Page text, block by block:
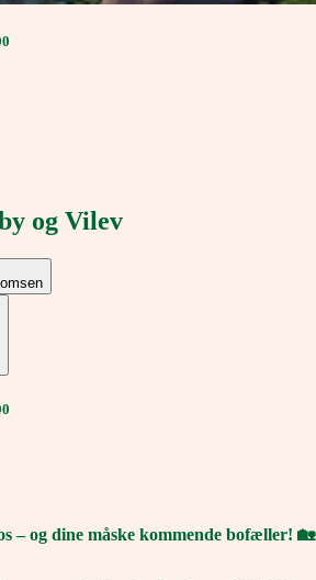
og Vilev
– og dine måske kommende bofæller! 🏡